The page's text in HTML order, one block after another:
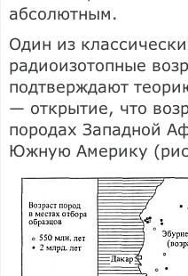
абсолютным.
Один из
радиоизотопные
подтверждают
— открытие, что
породах Западной
Южную Америку